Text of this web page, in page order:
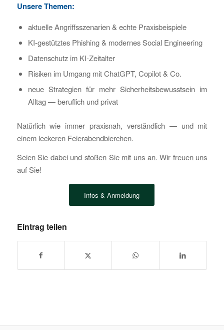
Unsere Themen:
aktuelle Angriffsszenarien & echte Praxisbeispiele
KI-gestütztes Phishing & modernes Social Engineering
Datenschutz im KI-Zeitalter
Risiken im Umgang mit ChatGPT, Copilot & Co.
neue Strategien für mehr Sicherheitsbewusstsein im
Alltag — beruflich und privat
Natürlich wie immer praxisnah, verständlich — und mit
einem leckeren Feierabendbierchen.
Seien Sie dabei und stoßen Sie mit uns an. Wir freuen uns
auf Sie!
Infos & Anmeldung
Eintrag teilen